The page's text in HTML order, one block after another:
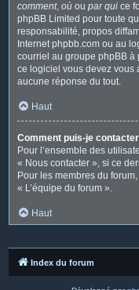
comment, où ou par qui ce
phpBB Limited pour toute
responsabilité, propos
Internet phpbb.com ou au
courriel au groupe phpBB à
ce logiciel vous devez vous
aucune réponse du tout.
Haut
Comment puis-je
Pour l’ensemble des
« Nous contacter », si ce
Pour les membres du
« L’équipe du forum ».
Haut
Index du forum